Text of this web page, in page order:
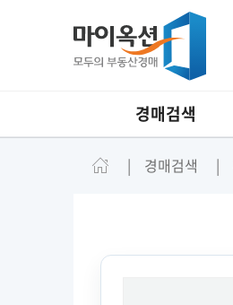
경매검색
경매검색